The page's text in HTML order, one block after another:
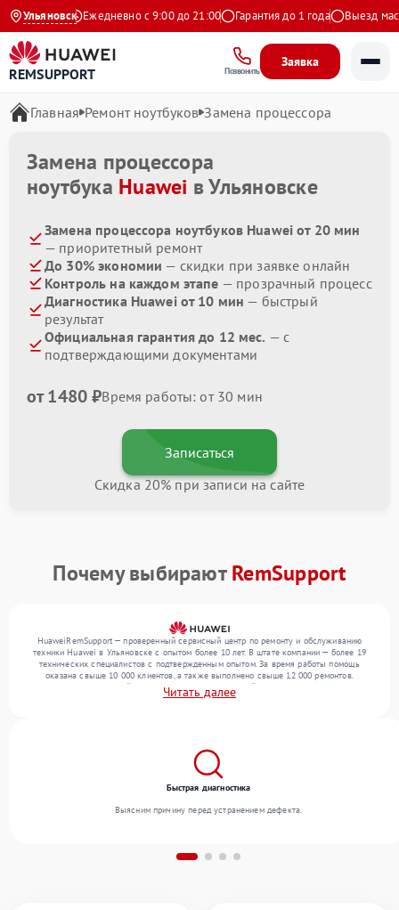
Ульяновск
на Яндекс Ежедневно с 9:00 до 21:00 Гарантия до 1 года Выезд
REMSUPPORT Позвонить
Заявка
Главная Ремонт ноутбуков Замена процессора
Замена процессора
ноутбука Huawei в Ульяновске
Замена процессора ноутбуков Huawei от 20 мин
— приоритетный ремонт
До 30% экономии — скидки при заявке онлайн
Контроль на каждом этапе — прозрачный процесс
Диагностика Huawei от 10 мин — быстрый
результат
Официальная гарантия до 12 мес. — с
подтверждающими документами
от 1480 ₽Время работы: от 30 мин
Записаться
Скидка 20% при записи на сайте
Почему выбираютRemSupport
HuaweiRemSupport — проверенный сервисный центр по ремонту и обслуживанию
техники Huawei в Ульяновске с опытом более 10 лет. В штате компании — более 19
технических специалистов с подтвержденным опытом. За время работы помощь
оказана свыше 10 000 клиентов, а также выполнено свыше 12 000 ремонтов.
Ежемесячно в сервисный центр поступает от 300 устройств, включая , , . Мы беремся
за задачи любой сложности и предлагаем стабильный уровень сервиса благодаря
Читать далее
Быстрая диагностика
Выясним причину перед устранением дефекта.